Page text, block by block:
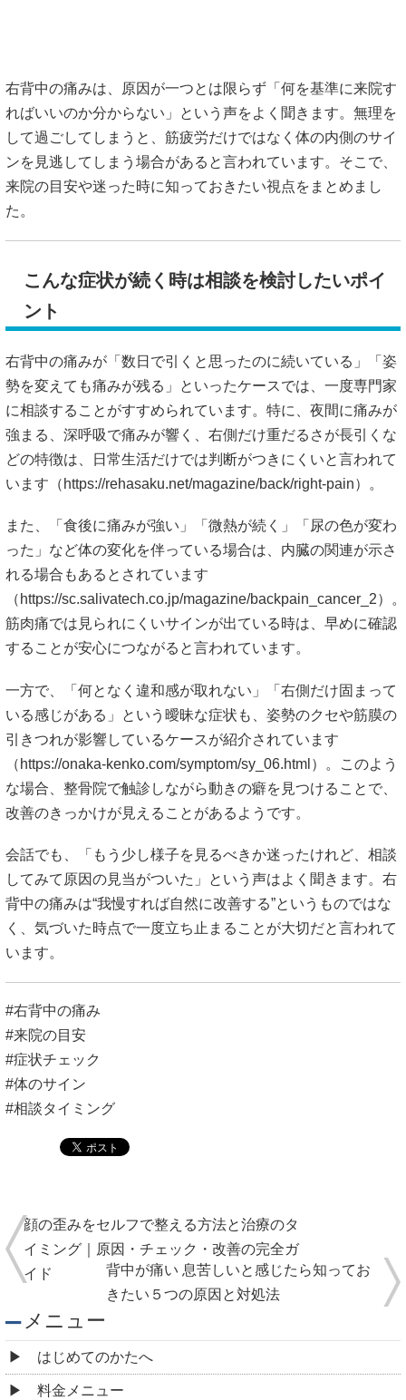
右背中の痛みは、原因が一つとは限らず「何を基準に来院す
ればいいのか分からない」という声をよく聞きます。無理を
して過ごしてしまうと、筋疲労だけではなく体の内側のサイ
ンを見逃してしまう場合があると言われています。そこで、
来院の目安や迷った時に知っておきたい視点をまとめまし
た。
こんな症状が続く時は相談を検討したいポイ
ント
右背中の痛みが「数日で引くと思ったのに続いている」「姿
勢を変えても痛みが残る」といったケースでは、一度専門家
に相談することがすすめられています。特に、夜間に痛みが
強まる、深呼吸で痛みが響く、右側だけ重だるさが長引くな
どの特徴は、日常生活だけでは判断がつきにくいと言われて
います（ https://rehasaku.net/magazine/back/right-pain）。
また、「食後に痛みが強い」「微熱が続く」「尿の色が変わ
った」など体の変化を伴っている場合は、内臓の関連が示さ
れる場合もあるとされています
（ https://sc.salivatech.co.jp/magazine/backpain_cancer_2）。
筋肉痛では見られにくいサインが出ている時は、早めに確認
することが安心につながると言われています。
一方で、「何となく違和感が取れない」「右側だけ固まって
いる感じがある」という曖昧な症状も、姿勢のクセや筋膜の
引きつれが影響しているケースが紹介されています
（ https://onaka-kenko.com/symptom/sy_06.html）。
このよう
な場合、整骨院で触診しながら動きの癖を見つけることで、
改善のきっかけが見えることがあるようです。
会話でも、「もう少し様子を見るべきか迷ったけれど、相談
してみて原因の見当がついた」という声はよく聞きます。右
背中の痛みは“我慢すれば自然に改善する”というものではな
く、気づいた時点で一度立ち止まることが大切だと言われて
います。
#右背中の痛み
#来院の目安
#症状チェック
#体のサイン
#相談タイミング
顔の歪みをセルフで整える方法と治療のタ
イミング｜原因・チェック・改善の完全ガ
イド
背中が痛い 息苦しいと感じたら知ってお
きたい５つの原因と対処法
メニュー
はじめてのかたへ
料金メニュー